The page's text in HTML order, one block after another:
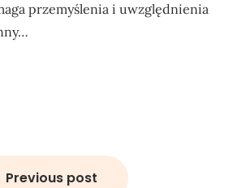
przemyślenia i uwzględnienia
Previous post